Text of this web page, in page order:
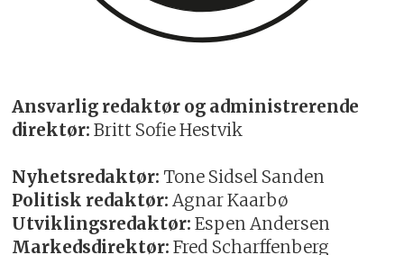
Ansvarlig redaktør og administrerende
direktør: Britt Sofie Hestvik
Nyhetsredaktør: Tone Sidsel Sanden
Politisk redaktør: Agnar Kaarbø
Utviklingsredaktør: Espen Andersen
Markedsdirektør: Fred Scharffenberg